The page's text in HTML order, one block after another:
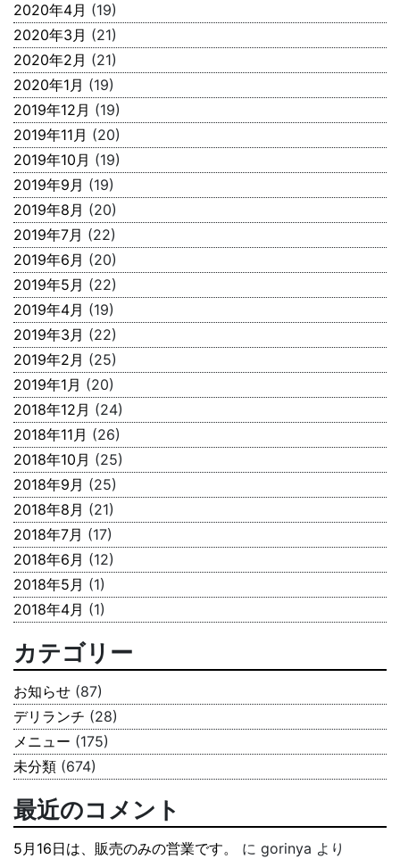
2020年4月 (19)
2020年3月 (21)
2020年2月 (21)
2020年1月 (19)
2019年12月 (19)
2019年11月 (20)
2019年10月 (19)
2019年9月 (19)
2019年8月 (20)
2019年7月 (22)
2019年6月 (20)
2019年5月 (22)
2019年4月 (19)
2019年3月 (22)
2019年2月 (25)
2019年1月 (20)
2018年12月 (24)
2018年11月 (26)
2018年10月 (25)
2018年9月 (25)
2018年8月 (21)
2018年7月 (17)
2018年6月 (12)
2018年5月 (1)
2018年4月 (1)
カテゴリー
お知らせ (87)
デリランチ (28)
メニュー (175)
未分類 (674)
最近のコメント
5月16日は、販売のみの営業です。 に gorinya より